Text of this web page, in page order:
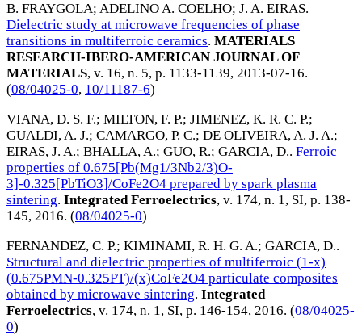
B. FRAYGOLA; ADELINO A. COELHO; J. A. EIRAS.
Dielectric study at microwave frequencies of phase
transitions in multiferroic ceramics. MATERIALS
RESEARCH-IBERO-AMERICAN JOURNAL OF
MATERIALS, v. 16, n. 5, p. 1133-1139, 2013-07-16.
(08/04025-0, 10/11187-6)
VIANA, D. S. F.; MILTON, F. P.; JIMENEZ, K. R. C. P.;
GUALDI, A. J.; CAMARGO, P. C.; DE OLIVEIRA, A. J. A.;
EIRAS, J. A.; BHALLA, A.; GUO, R.; GARCIA, D.. Ferroic
properties of 0.675[Pb(Mg1/3Nb2/3)O-
3]-0.325[PbTiO3]/CoFe2O4 prepared by spark plasma
sintering. Integrated Ferroelectrics, v. 174, n. 1, SI, p. 138-
145, 2016. (08/04025-0)
FERNANDEZ, C. P.; KIMINAMI, R. H. G. A.; GARCIA, D..
Structural and dielectric properties of multiferroic (1-x)
(0.675PMN-0.325PT)/(x)CoFe2O4 particulate composites
obtained by microwave sintering. Integrated
Ferroelectrics, v. 174, n. 1, SI, p. 146-154, 2016. (08/04025-
0)